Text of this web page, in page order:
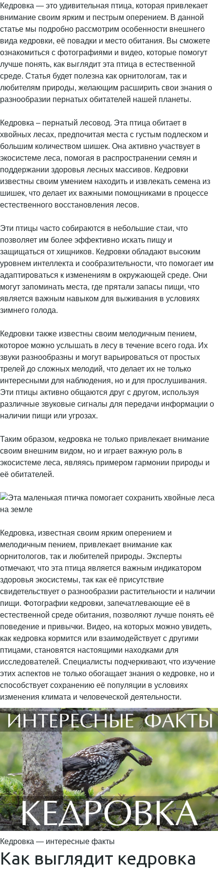
Кедровка — это удивительная птица, которая привлекает
внимание своим ярким и пестрым оперением. В данной
статье мы подробно рассмотрим особенности внешнего
вида кедровки, её повадки и место обитания. Вы сможете
ознакомиться с фотографиями и видео, которые помогут
лучше понять, как выглядит эта птица в естественной
среде. Статья будет полезна как орнитологам, так и
любителям природы, желающим расширить свои знания о
разнообразии пернатых обитателей нашей планеты.
Кедровка – пернатый лесовод. Эта птица обитает в
хвойных лесах, предпочитая места с густым подлеском и
большим количеством шишек. Она активно участвует в
экосистеме леса, помогая в распространении семян и
поддержании здоровья лесных массивов. Кедровки
известны своим умением находить и извлекать семена из
шишек, что делает их важными помощниками в процессе
естественного восстановления лесов.
Эти птицы часто собираются в небольшие стаи, что
позволяет им более эффективно искать пищу и
защищаться от хищников. Кедровки обладают высоким
уровнем интеллекта и сообразительности, что помогает им
адаптироваться к изменениям в окружающей среде. Они
могут запоминать места, где прятали запасы пищи, что
является важным навыком для выживания в условиях
зимнего голода.
Кедровки также известны своим мелодичным пением,
которое можно услышать в лесу в течение всего года. Их
звуки разнообразны и могут варьироваться от простых
трелей до сложных мелодий, что делает их не только
интересными для наблюдения, но и для прослушивания.
Эти птицы активно общаются друг с другом, используя
различные звуковые сигналы для передачи информации о
наличии пищи или угрозах.
Таким образом, кедровка не только привлекает внимание
своим внешним видом, но и играет важную роль в
экосистеме леса, являясь примером гармонии природы и
её обитателей.
Кедровка, известная своим ярким оперением и
мелодичным пением, привлекает внимание как
орнитологов, так и любителей природы. Эксперты
отмечают, что эта птица является важным индикатором
здоровья экосистемы, так как её присутствие
свидетельствует о разнообразии растительности и наличии
пищи. Фотографии кедровки, запечатлевающие её в
естественной среде обитания, позволяют лучше понять её
поведение и привычки. Видео, на которых можно увидеть,
как кедровка кормится или взаимодействует с другими
птицами, становятся настоящими находками для
исследователей. Специалисты подчеркивают, что изучение
этих аспектов не только обогащает знания о кедровке, но и
способствует сохранению её популяции в условиях
изменения климата и человеческой деятельности.
Кедровка — интересные факты
Как выглядит кедровка